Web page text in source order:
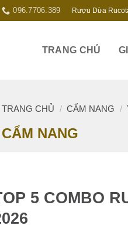
096.7706.389 Rượu Dừa
TRANG CHỦ
TRANG CHỦ / CẨM NANG /
CẨM NANG
5 COMBO